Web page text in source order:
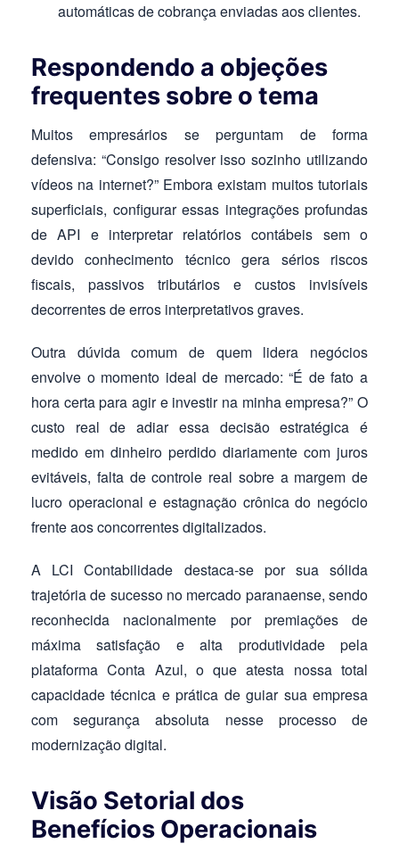
automáticas de cobrança enviadas aos clientes.
Respondendo a objeções
frequentes sobre o tema
Muitos empresários se perguntam de forma
defensiva: “Consigo resolver isso sozinho utilizando
vídeos na internet?” Embora existam muitos tutoriais
superficiais, configurar essas integrações profundas
de API e interpretar relatórios contábeis sem o
devido conhecimento técnico gera sérios riscos
fiscais, passivos tributários e custos invisíveis
decorrentes de erros interpretativos graves.
Outra dúvida comum de quem lidera negócios
envolve o momento ideal de mercado: “É de fato a
hora certa para agir e investir na minha empresa?” O
custo real de adiar essa decisão estratégica é
medido em dinheiro perdido diariamente com juros
evitáveis, falta de controle real sobre a margem de
lucro operacional e estagnação crônica do negócio
frente aos concorrentes digitalizados.
A LCI Contabilidade destaca-se por sua sólida
trajetória de sucesso no mercado paranaense, sendo
reconhecida nacionalmente por premiações de
máxima satisfação e alta produtividade pela
plataforma Conta Azul, o que atesta nossa total
capacidade técnica e prática de guiar sua empresa
com segurança absoluta nesse processo de
modernização digital.
Visão Setorial dos
Benefícios Operacionais